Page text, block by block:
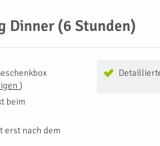
Dinner (6 Stunden)
)
beim
erst nach dem